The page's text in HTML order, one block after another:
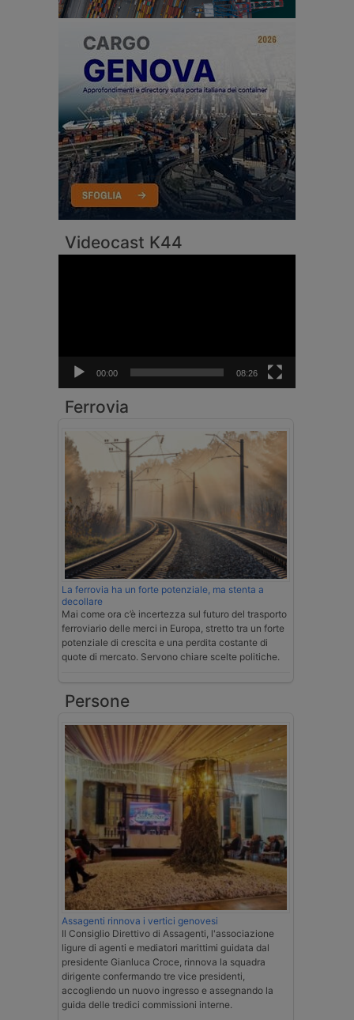
Videocast K44
00:00 08:26
Ferrovia
La ferrovia ha un forte potenziale, ma stenta a
decollare
Mai come ora c’è incertezza sul futuro del trasporto
ferroviario delle merci in Europa, stretto tra un forte
potenziale di crescita e una perdita costante di
quote di mercato. Servono chiare scelte politiche.
Persone
Assagenti rinnova i vertici genovesi
Il Consiglio Direttivo di Assagenti, l'associazione
ligure di agenti e mediatori marittimi guidata dal
presidente Gianluca Croce, rinnova la squadra
dirigente confermando tre vice presidenti,
accogliendo un nuovo ingresso e assegnando la
guida delle tredici commissioni interne.